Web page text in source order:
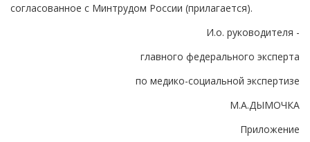
согласованное с Минтрудом России (прилагается).
И.о. руководителя -
главного федерального эксперта
по медико-социальной экспертизе
М.А.ДЫМОЧКА
Приложение